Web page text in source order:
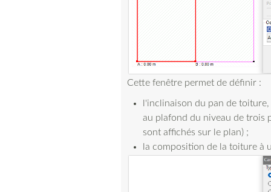
Cette fenêtre permet de définir :
l'inclinaison du pan de
au plafond du niveau de trois
sont affichés sur le plan) ;
la composition de la toiture à